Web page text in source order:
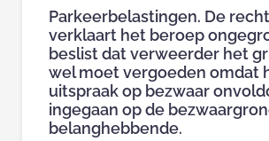
Parkeerbelastingen. De
verklaart het beroep
beslist dat verweerder het
wel moet vergoeden omdat
uitspraak op bezwaar
ingegaan op de
belanghebbende.